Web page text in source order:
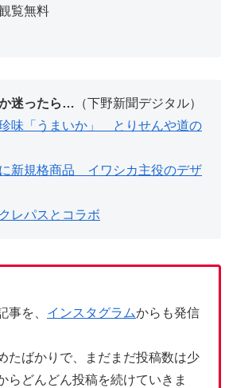
覧無料
迷ったら… （下野新聞デジタル）
味「うまいか」 とりせんや道の
に新規格商品 イワシカ主役のデザ
レパスとコラボ
事を、 インスタグラムからも発信
たばかりで、まだまだ投稿数は少
らどんどん投稿を続けていきま